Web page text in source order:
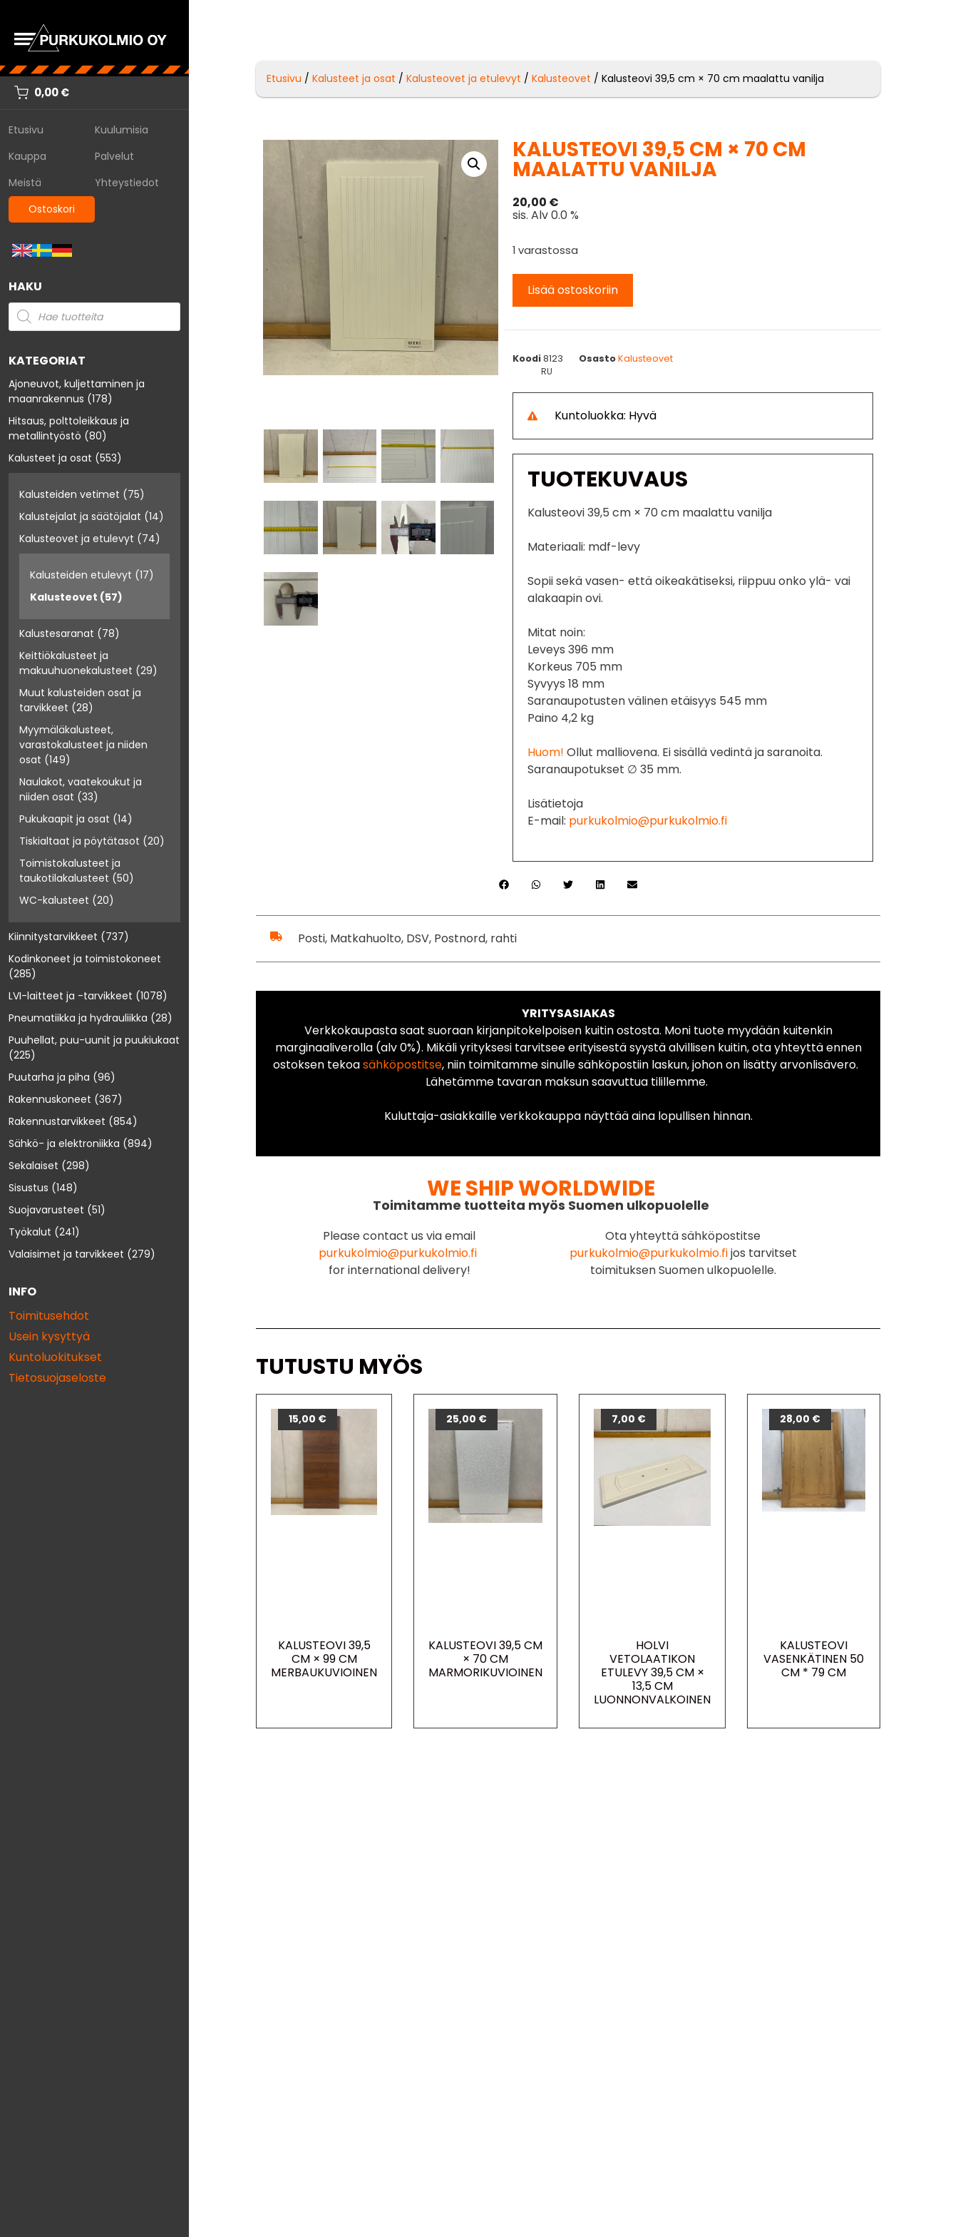
0,00€
Etusivu
Kuulumisia
Kauppa
Palvelut
Meistä
Yhteystiedot
Ostoskori
HAKU
KATEGORIAT
Ajoneuvot, kuljettaminen ja
maanrakennus (178)
Hitsaus, polttoleikkaus ja
metallintyöstö (80)
Kalusteet ja osat (553)
Kalusteiden vetimet (75)
Kalustejalat ja säätöjalat (14)
Kalusteovet ja etulevyt (74)
Kalusteiden etulevyt (17)
Kalusteovet (57)
Kalustesaranat (78)
Keittiökalusteet ja
makuuhuonekalusteet (29)
Muut kalusteiden osat ja
tarvikkeet (28)
Myymäläkalusteet,
varastokalusteet ja niiden
osat (149)
Naulakot, vaatekoukut ja
niiden osat (33)
Pukukaapit ja osat (14)
Tiskialtaat ja pöytätasot (20)
Toimistokalusteet ja
taukotilakalusteet (50)
WC-kalusteet (20)
Kiinnitystarvikkeet (737)
Kodinkoneet ja toimistokoneet
(285)
LVI-laitteet ja -tarvikkeet (1078)
Pneumatiikka ja hydrauliikka (28)
Puuhellat, puu-uunit ja puukiukaat
(225)
Puutarha ja piha (96)
Rakennuskoneet (367)
Rakennustarvikkeet (854)
Sähkö- ja elektroniikka (894)
Sekalaiset (298)
Sisustus (148)
Suojavarusteet (51)
Työkalut (241)
Valaisimet ja tarvikkeet (279)
INFO
Toimitusehdot
Usein kysyttyä
Kuntoluokitukset
Tietosuojaseloste
Etusivu /Kalusteet ja osat /Kalusteovet ja etulevyt /Kalusteovet / Kalusteovi 39,5 cm × 70 cm maalattu vanilja
KALUSTEOVI 39,5 CM × 70 CM
MAALATTU VANILJA
20,00 €
sis. Alv 0.0 %
1 varastossa
Lisää ostoskoriin
Koodi8123 Osasto Kalusteovet
RU
Kuntoluokka: Hyvä
TUOTEKUVAUS
Kalusteovi 39,5 cm × 70 cm maalattu vanilja
Materiaali: mdf-levy
Sopii sekä vasen- että oikeakätiseksi, riippuu onko ylä- vai
alakaapin ovi.
Mitat noin:
Leveys 396 mm
Korkeus 705 mm
Syvyys 18 mm
Saranaupotusten välinen etäisyys 545 mm
Paino 4,2 kg
Huom! Ollut malliovena. Ei sisällä vedintä ja saranoita.
Saranaupotukset ∅ 35 mm.
Lisätietoja
E-mail: purkukolmio@purkukolmio.fi
Posti, Matkahuolto, DSV, Postnord, rahti
YRITYSASIAKAS
Verkkokaupasta saat suoraan kirjanpitokelpoisen kuitin ostosta. Moni tuote myydään kuitenkin
marginaaliverolla (alv 0%). Mikäli yrityksesi tarvitsee erityisestä syystä alvillisen kuitin, ota yhteyttä ennen
ostoksen tekoasähköpostitse, niin toimitamme sinulle sähköpostiin laskun, johon on lisätty arvonlisävero.
Lähetämme tavaran maksun saavuttua tilillemme.
Kuluttaja-asiakkaille verkkokauppa näyttää aina lopullisen hinnan.
WE SHIP WORLDWIDE
Toimitamme tuotteita myös Suomen ulkopuolelle
Please contact us via email
purkukolmio@purkukolmio.fi
for international delivery!
Ota yhteyttä sähköpostitse
purkukolmio@purkukolmio.fijos tarvitset
toimituksen Suomen ulkopuolelle.
TUTUSTU MYÖS
KALUSTEOVI 39,5
CM × 99 CM
MERBAUKUVIOINEN
15,00 €
KALUSTEOVI 39,5 CM
× 70 CM
MARMORIKUVIOINEN
25,00 €
HOLVI
VETOLAATIKON
ETULEVY 39,5 CM ×
13,5 CM
LUONNONVALKOINEN
7,00 €
KALUSTEOVI
VASENKÄTINEN 50
CM * 79 CM
28,00 €